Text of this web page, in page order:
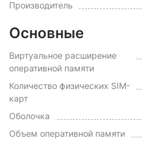
Производитель
Основные
Виртуальное расширение
оперативной памяти
Количество физических SIM-
карт
Оболочка
Объем оперативной памяти